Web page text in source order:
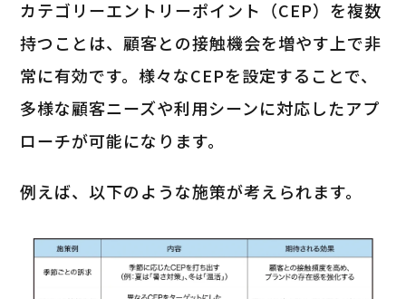
カテゴリーエントリーポイント（CEP）を複数
持つことは、顧客との接触機会を増やす上で非
常に有効です。様々なCEPを設定することで、
多様な顧客ニーズや利用シーンに対応したアプ
ローチが可能になります。
例えば、以下のような施策が考えられます。